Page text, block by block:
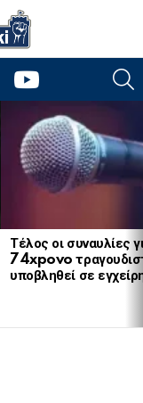
youtube
Τέλος οι συναυλίες
74xpovo
υποβληθεί σε